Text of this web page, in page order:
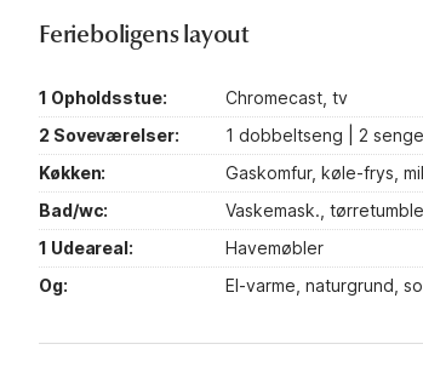
Ferieboligens layout
1 Opholdsstue:
Chromecast, tv
2 Soveværelser:
1 dobbeltseng | 2 senge
Køkken:
Gaskomfur, køle-frys,
Bad/wc:
Vaskemask.,
1 Udeareal:
Havemøbler
Og:
El-varme, naturgrund,